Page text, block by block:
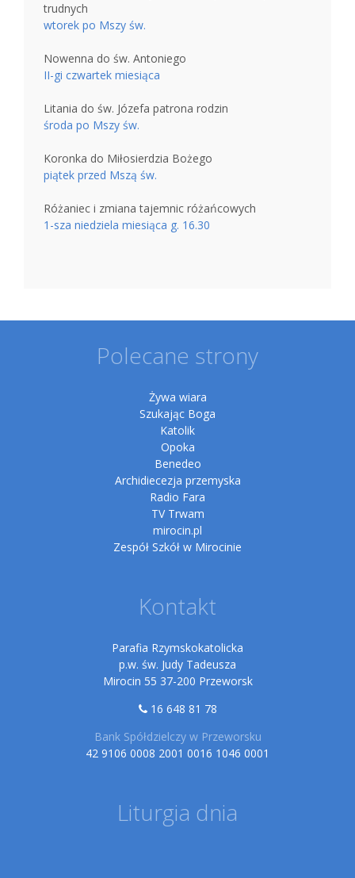
trudnych
wtorek po Mszy św.
Nowenna do św. Antoniego
II-gi czwartek miesiąca
Litania do św. Józefa patrona rodzin
środa po Mszy św.
Koronka do Miłosierdzia Bożego
piątek przed Mszą św.
Różaniec i zmiana tajemnic różańcowych
1-sza niedziela miesiąca g. 16.30
Polecane strony
Żywa wiara
Szukając Boga
Katolik
Opoka
Benedeo
Archidiecezja przemyska
Radio Fara
TV Trwam
mirocin.pl
Zespół Szkół w Mirocinie
Kontakt
Parafia Rzymskokatolicka
p.w. św. Judy Tadeusza
Mirocin 55 37-200 Przeworsk
16 648 81 78
Bank Spółdzielczy w Przeworsku
42 9106 0008 2001 0016 1046 0001
Liturgia dnia